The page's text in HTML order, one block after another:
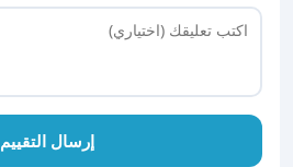
إرسال التقييم